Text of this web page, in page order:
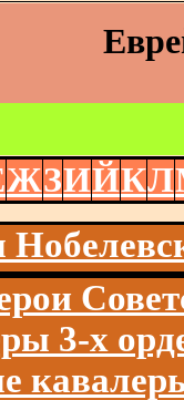
ЖЗИЙКЛ
3-х